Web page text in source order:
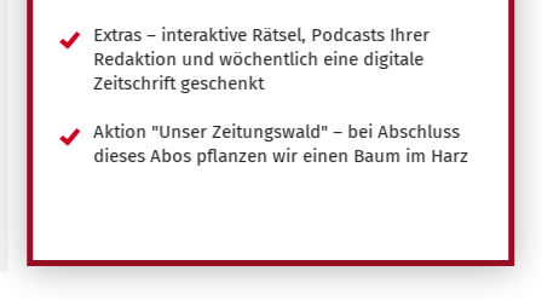
Extras – interaktive Rätsel, Podcasts Ihrer
Redaktion und wöchentlich eine digitale
Zeitschrift geschenkt
Aktion "Unser Zeitungswald" – bei Abschluss
dieses Abos pflanzen wir einen Baum im Harz